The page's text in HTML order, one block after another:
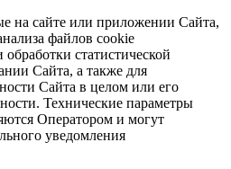
на сайте или приложении Сайта,
файлов cookie
статистической
Сайта, а также для
Сайта в целом или его
Технические параметры
Оператором и могут
уведомления